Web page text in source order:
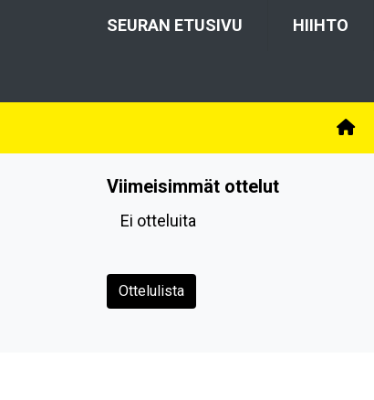
SEURAN ETUSIVU HIIHTO
Viimeisimmät ottelut
Ei otteluita
Ottelulista